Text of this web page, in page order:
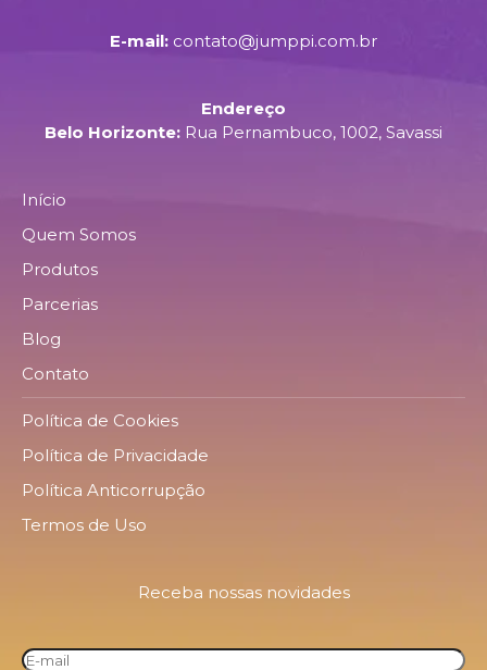
E-mail: contato@jumppi.com.br
Endereço
Belo Horizonte: Rua Pernambuco, 1002, Savassi
Início
Quem Somos
Produtos
Parcerias
Blog
Contato
Política de Cookies
Política de Privacidade
Política Anticorrupção
Termos de Uso
Receba nossas novidades